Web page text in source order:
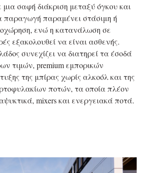
μια σαφή διάκριση μεταξύ όγκου και
παραγωγή παραμένει στάσιμη ή
ενώ η κατανάλωση σε
εξακολουθεί να είναι ασθενής.
συνεχίζει να διατηρεί τα έσοδά
τιμών, premium εμπορικών
της μπίρας χωρίς αλκοόλ και της
ποτών, τα οποία πλέον
mixers και ενεργειακά ποτά.